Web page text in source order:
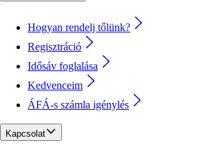
Hogyan rendelj tőlünk?
Regisztráció
Idősáv foglalása
Kedvenceim
ÁFÁ-s számla igénylés
Kapcsolat